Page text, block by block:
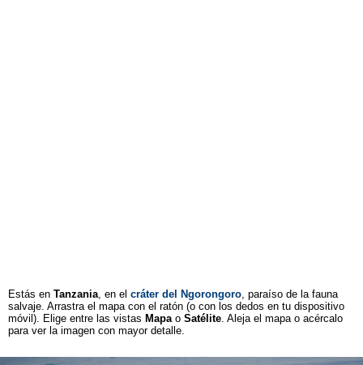
Estás en Tanzania , en el cráter del Ngorongoro , paraíso de la fauna
salvaje. Arrastra el mapa con el ratón (o con los dedos en tu dispositivo
móvil). Elige entre las vistas Mapa o Satélite . Aleja el mapa o acércalo
para ver la imagen con mayor detalle.